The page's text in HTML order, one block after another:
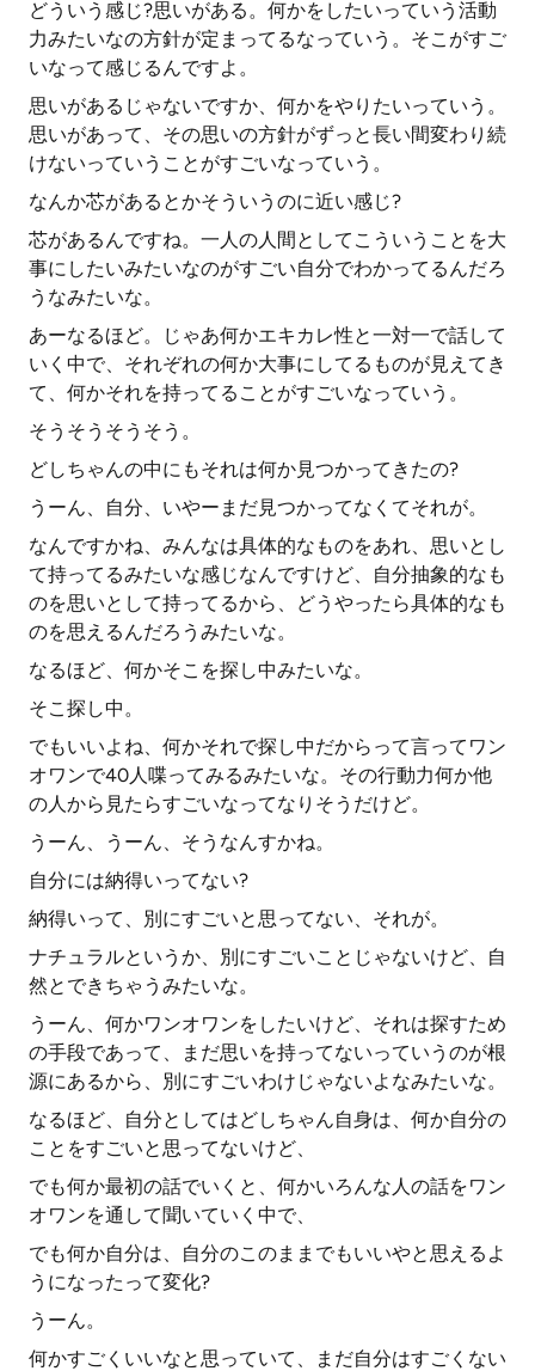
どういう感じ?思いがある。何かをしたいっていう活動
力みたいなの方針が定まってるなっていう。そこがすご
いなって感じるんですよ。
思いがあるじゃないですか、何かをやりたいっていう。
思いがあって、その思いの方針がずっと長い間変わり続
けないっていうことがすごいなっていう。
なんか芯があるとかそういうのに近い感じ?
芯があるんですね。一人の人間としてこういうことを大
事にしたいみたいなのがすごい自分でわかってるんだろ
うなみたいな。
あーなるほど。じゃあ何かエキカレ性と一対一で話して
いく中で、それぞれの何か大事にしてるものが見えてき
て、何かそれを持ってることがすごいなっていう。
そうそうそうそう。
どしちゃんの中にもそれは何か見つかってきたの?
うーん、自分、いやーまだ見つかってなくてそれが。
なんですかね、みんなは具体的なものをあれ、思いとし
て持ってるみたいな感じなんですけど、自分抽象的なも
のを思いとして持ってるから、どうやったら具体的なも
のを思えるんだろうみたいな。
なるほど、何かそこを探し中みたいな。
そこ探し中。
でもいいよね、何かそれで探し中だからって言ってワン
オワンで40人喋ってみるみたいな。その行動力何か他
の人から見たらすごいなってなりそうだけど。
うーん、うーん、そうなんすかね。
自分には納得いってない?
納得いって、別にすごいと思ってない、それが。
ナチュラルというか、別にすごいことじゃないけど、自
然とできちゃうみたいな。
うーん、何かワンオワンをしたいけど、それは探すため
の手段であって、まだ思いを持ってないっていうのが根
源にあるから、別にすごいわけじゃないよなみたいな。
なるほど、自分としてはどしちゃん自身は、何か自分の
ことをすごいと思ってないけど、
でも何か最初の話でいくと、何かいろんな人の話をワン
オワンを通して聞いていく中で、
でも何か自分は、自分のこのままでもいいやと思えるよ
うになったって変化?
うーん。
何かすごくいいなと思っていて、まだ自分はすごくない